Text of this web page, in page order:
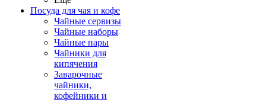
Посуда для чая и кофе
Чайные сервизы
Чайные наборы
Чайные пары
Чайники для
кипячения
Заварочные
чайники,
кофейники и